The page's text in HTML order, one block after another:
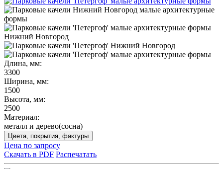
Длина, мм:
3300
Ширина, мм:
1500
Высота, мм:
2500
Материал:
металл и дерево(сосна)
Цвета, покрытия, фактуры
Цена по запросу
Скачать в PDF Распечатать